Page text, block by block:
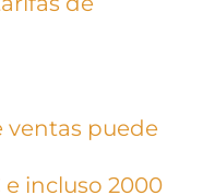
ventas puede
incluso 2000